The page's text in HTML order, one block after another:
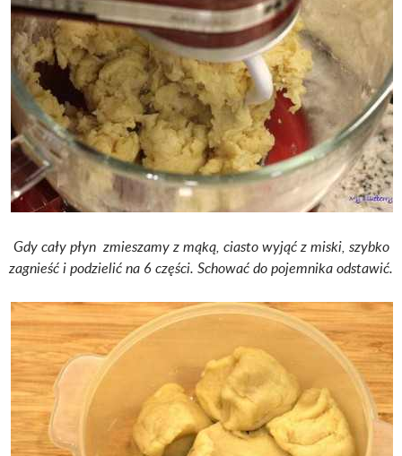
Gdy cały płyn zmieszamy z mąką, ciasto wyjąć z miski, szybko
zagnieść i podzielić na 6 części. Schować do pojemnika odstawić.